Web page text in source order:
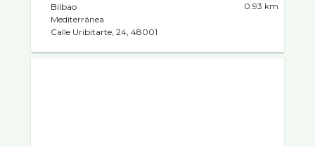
Bilbao
Mediterránea
Calle Uribitarte, 24, 48001
0.93 km